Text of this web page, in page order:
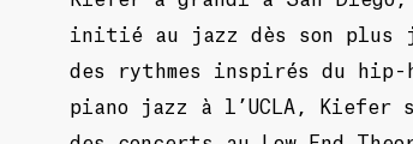
initié au jazz dès son plus
des rythmes inspirés du
piano jazz à l’UCLA, Kiefer